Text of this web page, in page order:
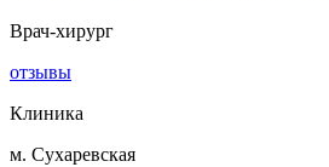
Врач-хирург
отзывы
Клиника
м. Сухаревская